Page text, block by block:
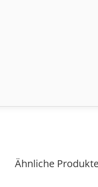
Ähnliche